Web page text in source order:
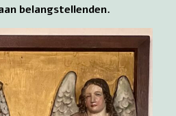
belangstellenden.